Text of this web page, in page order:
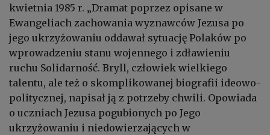
kwietnia 1985 r. „Dramat poprzez opisane w
Ewangeliach zachowania wyznawców Jezusa po
jego ukrzyżowaniu oddawał sytuację Polaków po
wprowadzeniu stanu wojennego i zdławieniu
ruchu Solidarność. Bryll, człowiek wielkiego
talentu, ale też o skomplikowanej biografii ideowo-
politycznej, napisał ją z potrzeby chwili. Opowiada
o uczniach Jezusa pogubionych po Jego
ukrzyżowaniu i niedowierzających w